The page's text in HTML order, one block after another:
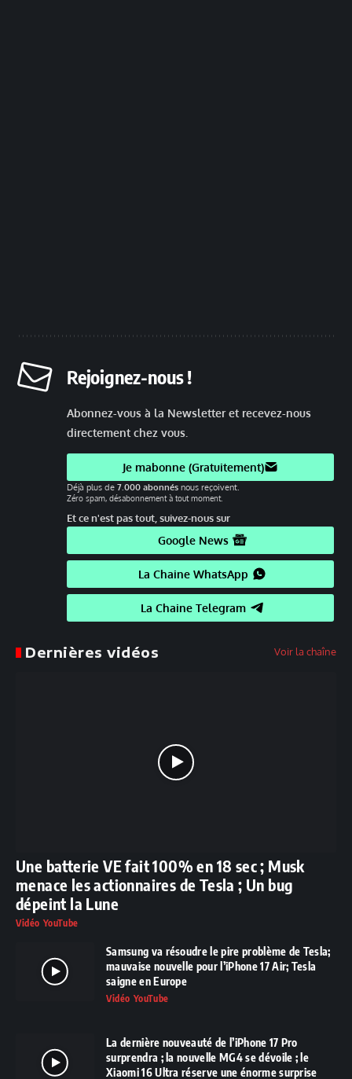
Rejoignez-nous !
Abonnez-vous à la Newsletter et recevez-nous
directement chez vous.
Je mabonne (Gratuitement)
Déjà plus de 7.000 abonnés nous reçoivent.
Zéro spam, désabonnement à tout moment.
Et ce n'est pas tout, suivez-nous sur
Google News
La Chaine WhatsApp
La Chaine Telegram
Dernières vidéos Voir la chaîne
Une batterie VE fait 100% en 18 sec ; Musk
menace les actionnaires de Tesla ; Un bug
dépeint la Lune
Vidéo YouTube
Samsung va résoudre le pire problème de Tesla;
mauvaise nouvelle pour l’iPhone 17 Air; Tesla
saigne en Europe
Vidéo YouTube
La dernière nouveauté de l’iPhone 17 Pro
surprendra ; la nouvelle MG4 se dévoile ; le
Xiaomi 16 Ultra réserve une énorme surprise